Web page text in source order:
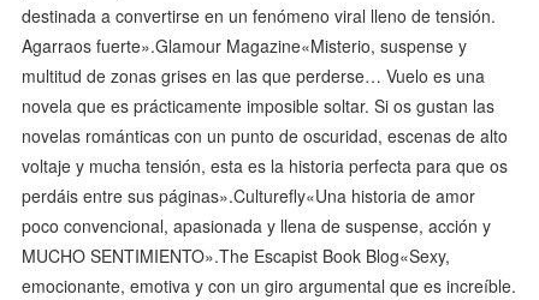
destinada a convertirse en un fenómeno viral lleno de tensión.
Agarraos fuerte».Glamour Magazine«Misterio, suspense y
multitud de zonas grises en las que perderse… Vuelo es una
novela que es prácticamente imposible soltar. Si os gustan las
novelas románticas con un punto de oscuridad, escenas de alto
voltaje y mucha tensión, esta es la historia perfecta para que os
perdáis entre sus páginas».Culturefly«Una historia de amor
poco convencional, apasionada y llena de suspense, acción y
MUCHO SENTIMIENTO».The Escapist Book Blog«Sexy,
emocionante, emotiva y con un giro argumental que es increíble.